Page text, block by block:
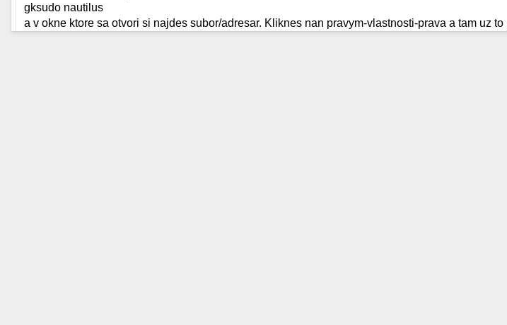
gksudo nautilus
a v okne ktore sa otvori si najdes subor/adresar. Kliknes nan pravym-vlastnosti-prava a tam uz to